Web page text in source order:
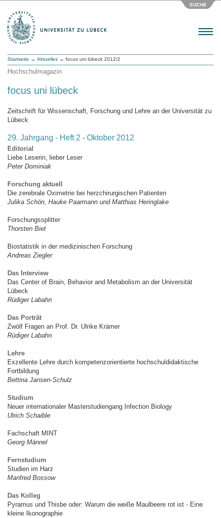
SUCHE
Menu
Startseite → Aktuelles → focus uni lübeck 2012/2
Hochschulmagazin
focus uni lübeck
Zeitschrift für Wissenschaft, Forschung und Lehre an der Universität zu
Lübeck
29. Jahrgang - Heft 2 - Oktober 2012
Editorial
Liebe Leserin, lieber Leser
Peter Dominiak
Forschung aktuell
Die zerebrale Oximetrie bei herzchirurgischen Patienten
Julika Schön, Hauke Paarmann und Matthias Heringlake
Forschungssplitter
Thorsten Biet
Biostatistik in der medizinischen Forschung
Andreas Ziegler
Das Interview
Das Center of Brain, Behavior and Metabolism an der Universität
Lübeck
Rüdiger Labahn
Das Porträt
Zwölf Fragen an Prof. Dr. Ulrike Krämer
Rüdiger Labahn
Lehre
Exzellente Lehre durch kompetenzorientierte hochschuldidaktische
Fortbildung
Bettina Jansen-Schulz
Studium
Neuer internationaler Masterstudiengang Infection Biology
Ulrich Schaible
Fachschaft MINT
Georg Männel
Fernstudium
Studien im Harz
Manfred Bossow
Das Kolleg
Pyramus und Thisbe oder: Warum die weiße Maulbeere rot ist - Eine
kleine Ikonographie